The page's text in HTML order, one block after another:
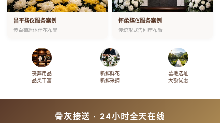
昌平殡仪服务案例
黄白菊遗体伴花布置
怀柔殡仪服务案例
传统形式告别厅布置
丧葬用品
品类丰富
新鲜鲜花
新鲜采摘
墓地选址
大额优惠
骨灰接送 · 24小时全天在线